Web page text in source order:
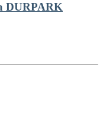
DURPARK